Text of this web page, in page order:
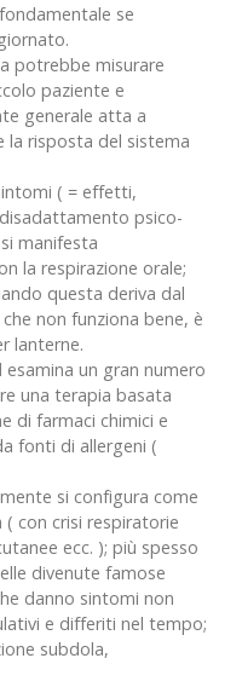
se
potrebbe misurare
paziente e
generale atta a
la risposta del sistema
( = effetti,
psico-
manifesta
la respirazione orale;
questa deriva dal
non funziona bene, è
lanterne.
un gran numero
una terapia basata
di farmaci chimici e
fonti di allergeni (
si configura come
con crisi respiratorie
ecc. ); più spesso
divenute famose
danno sintomi non
e differiti nel tempo;
subdola,